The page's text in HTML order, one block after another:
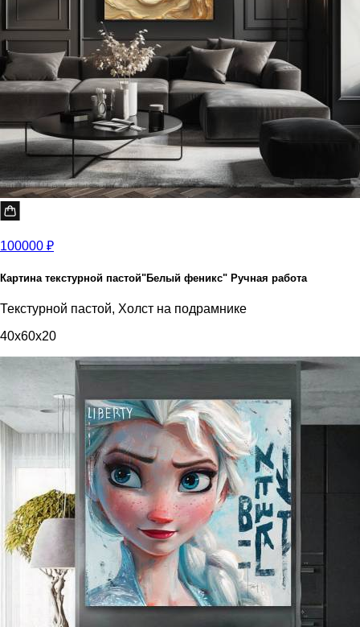
100000 ₽
Картина текстурной пастой"Белый феникс" Ручная работа
Текстурной пастой, Холст на подрамнике
40x60x20